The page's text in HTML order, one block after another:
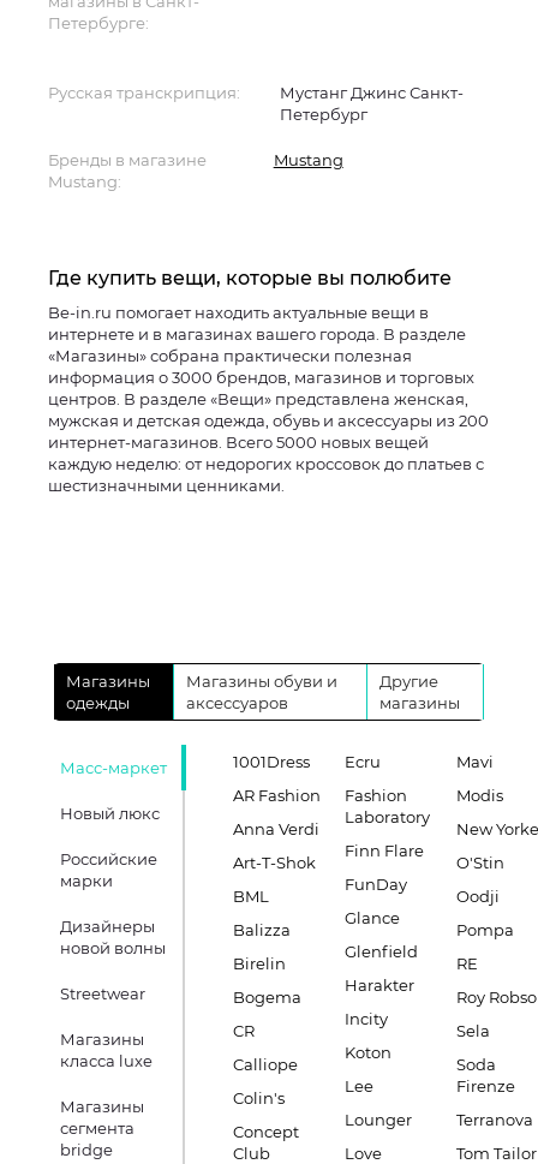
Петербурге:
Русская транскрипция:
Мустанг Джинс Санкт-
Петербург
Бренды в магазине
Mustang:
Mustang
Где купить вещи, которые вы полюбите
Be-in.ru помогает находить актуальные вещи в
интернете и в магазинах вашего города. В разделе
«Магазины» собрана практически полезная
информация о 3000 брендов, магазинов и торговых
центров. В разделе «Вещи» представлена женская,
мужская и детская одежда, обувь и аксессуары из 200
интернет-магазинов. Всего 5000 новых вещей
каждую неделю: от недорогих кроссовок до платьев с
шестизначными ценниками.
Магазины
одежды
Магазины обуви и
аксессуаров
Другие
магазины
Масс-маркет
Новый люкс
Российские
марки
Дизайнеры
новой волны
Streetwear
Магазины
класса luxe
Магазины
сегмента
bridge
1001Dress
AR Fashion
Anna Verdi
Art-T-Shok
BML
Balizza
Birelin
Bogema
CR
Calliope
Colin's
Concept
Club
Ecru
Fashion
Laboratory
Finn Flare
FunDay
Glance
Glenfield
Harakter
Incity
Koton
Lee
Lounger
Love
Mavi
Modis
New
O'Stin
Oodji
Pompa
RE
Roy
Sela
Soda
Firenze
Terranova
Tom Tailor